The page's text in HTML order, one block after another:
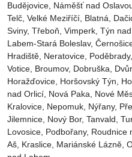
Budějovice, Náměšť nad
Telč, Velké Meziříčí, Blatná,
Sviny, Třeboň, Vimperk, Týn
Labem-Stará Boleslav,
Hradiště, Neratovice,
Votice, Broumov, Dobruška,
Horažďovice, Horšovský Týn,
nad Orlicí, Nová Paka, Nové
Kralovice, Nepomuk, Nýřany,
Jilemnice, Nový Bor, Tanvald,
Lovosice, Podbořany,
Aš, Kraslice, Mariánské Lázně,